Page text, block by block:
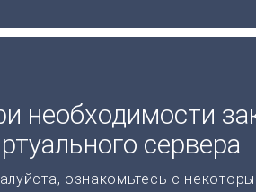
необходимости
сервера
ознакомьтесь с